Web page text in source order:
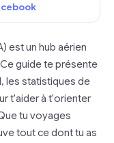
est un hub aérien
guide te présente
les statistiques de
t'aider à t'orienter
tu voyages
tout ce dont tu as